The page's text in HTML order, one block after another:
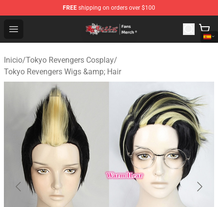
FREE shipping on orders over $100
Open menu
Tokyo Revengers Store - Official Tokyo Revengers
Inicio/Tokyo Revengers Cosplay/
Tokyo Revengers Wigs &amp; Hair